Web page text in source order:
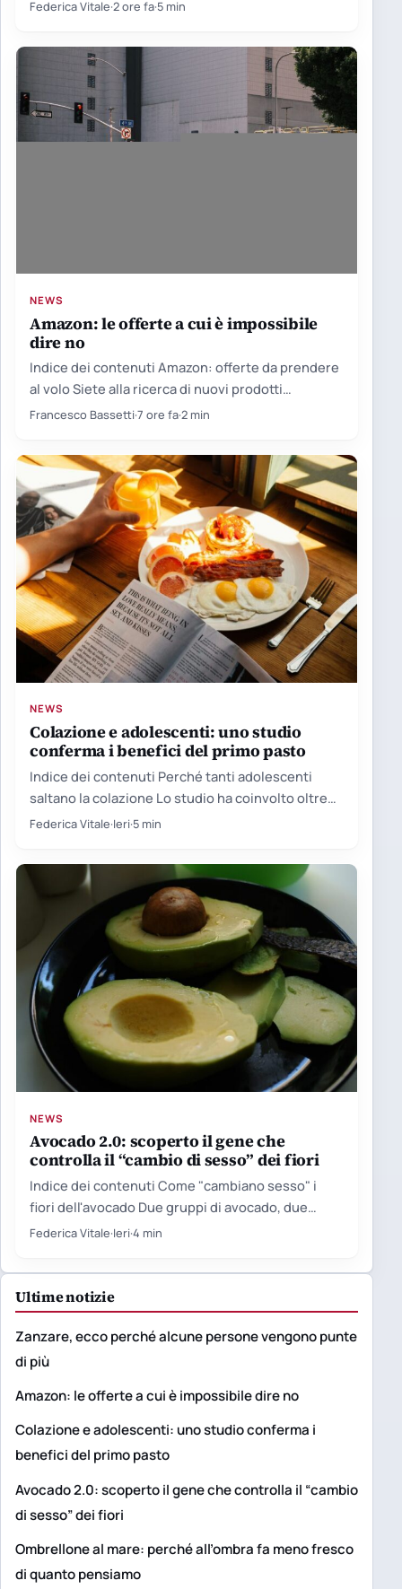
Federica Vitale·2 ore fa·5 min
NEWS
Amazon: le offerte a cui è impossibile
dire no
Indice dei contenuti Amazon: offerte da prendere
al volo Siete alla ricerca di nuovi prodotti
tecnologici, ma non…
Francesco Bassetti·7 ore fa·2 min
NEWS
Colazione e adolescenti: uno studio
conferma i benefici del primo pasto
Indice dei contenuti Perché tanti adolescenti
saltano la colazione Lo studio ha coinvolto oltre
cento giovani Le proteine…
Federica Vitale·Ieri·5 min
NEWS
Avocado 2.0: scoperto il gene che
controlla il “cambio di sesso” dei fiori
Indice dei contenuti Come "cambiano sesso" i
fiori dell'avocado Due gruppi di avocado, due
orologi biologici Il limite…
Federica Vitale·Ieri·4 min
Ultime notizie
Zanzare, ecco perché alcune persone vengono punte
di più
Amazon: le offerte a cui è impossibile dire no
Colazione e adolescenti: uno studio conferma i
benefici del primo pasto
Avocado 2.0: scoperto il gene che controlla il “cambio
di sesso” dei fiori
Ombrellone al mare: perché all’ombra fa meno fresco
di quanto pensiamo